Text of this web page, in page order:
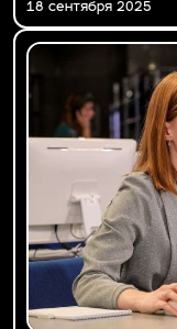
18 сентября 2025